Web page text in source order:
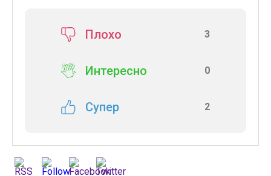
Плохо 3
Интересно 0
Супер 2